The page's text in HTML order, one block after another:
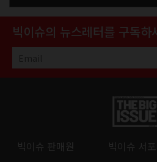
빅이슈의 뉴스레터를 구독하
빅이슈 판매원 빅이슈 서